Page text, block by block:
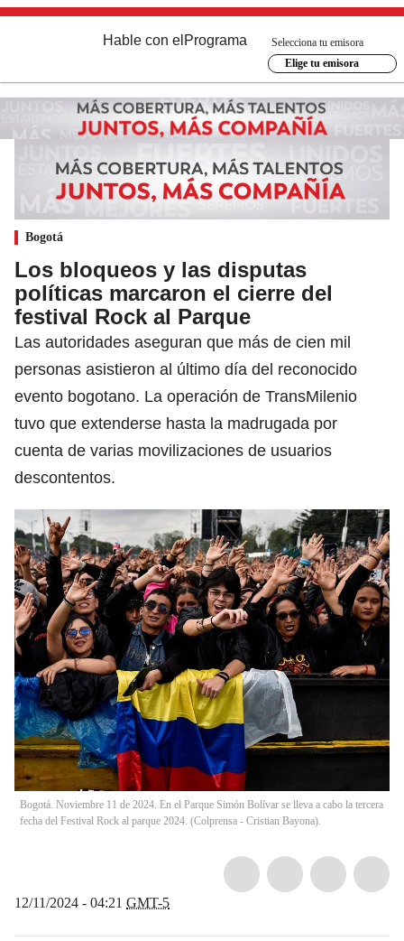
Hable con el Programa
Selecciona tu emisora
Elige tu emisora
Bogotá
Los bloqueos y las disputas
políticas marcaron el cierre del
festival Rock al Parque
Las autoridades aseguran que más de cien mil
personas asistieron al último día del reconocido
evento bogotano. La operación de TransMilenio
tuvo que extenderse hasta la madrugada por
cuenta de varias movilizaciones de usuarios
descontentos.
Bogotá. Noviembre 11 de 2024. En el Parque Simón Bolívar se lleva a cabo la tercera
fecha del Festival Rock al parque 2024. (Colprensa - Cristian Bayona).
12/11/2024 - 04:21 GMT-5